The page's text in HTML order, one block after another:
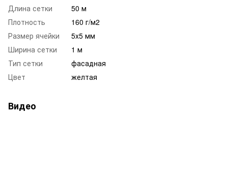
Длина сетки
50 м
Плотность
160 г/м2
Размер ячейки
5x5 мм
Ширина сетки
1 м
Тип сетки
фасадная
Цвет
желтая
Видео